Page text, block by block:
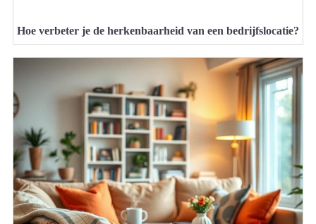
Hoe verbeter je de herkenbaarheid van een bedrijfslocatie?